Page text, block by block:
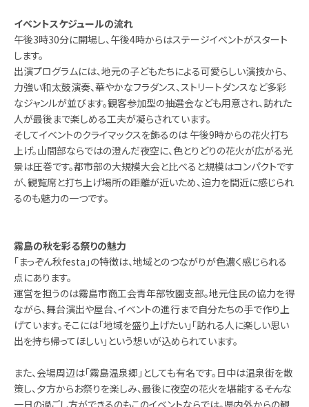
イベントスケジュールの流れ
午後3時30分に開場し、午後4時からはステージイベントがスタート
します。
出演プログラムには、地元の子どもたちによる可愛らしい演技から、
力強い和太鼓演奏、華やかなフラダンス、ストリートダンスなど多彩
なジャンルが並びます。観客参加型の抽選会なども用意され、訪れた
人が最後まで楽しめる工夫が凝らされています。
そしてイベントのクライマックスを飾るのは 午後9時からの花火打ち
上げ。山間部ならではの澄んだ夜空に、色とりどりの花火が広がる光
景は圧巻です。都市部の大規模大会と比べると規模はコンパクトです
が、観覧席と打ち上げ場所の距離が近いため、迫力を間近に感じられ
るのも魅力の一つです。
霧島の秋を彩る祭りの魅力
「まっぞん秋festa」の特徴は、地域とのつながりが色濃く感じられる
点にあります。
運営を担うのは霧島市商工会青年部牧園支部。地元住民の協力を得
ながら、舞台演出や屋台、イベントの進行まで自分たちの手で作り上
げています。そこには「地域を盛り上げたい」「訪れる人に楽しい思い
出を持ち帰ってほしい」という想いが込められています。
また、会場周辺は「霧島温泉郷」としても有名です。日中は温泉街を散
策し、夕方からお祭りを楽しみ、最後に夜空の花火を堪能する――そんな